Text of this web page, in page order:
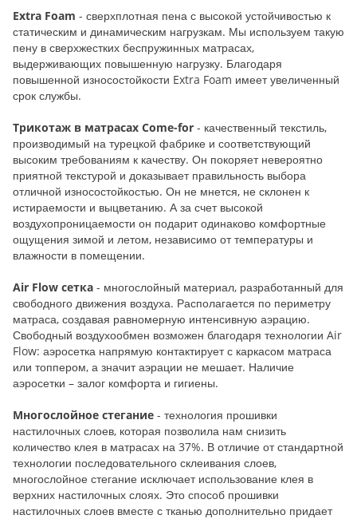
Extra Foam - сверхплотная пена с высокой устойчивостью к
статическим и динамическим нагрузкам. Мы используем такую
пену в сверхжестких беспружинных матрасах,
выдерживающих повышенную нагрузку. Благодаря
повышенной износостойкости Extra Foam имеет увеличенный
срок службы.
Трикотаж в матрасах Come-for - качественный текстиль,
производимый на турецкой фабрике и соответствующий
высоким требованиям к качеству. Он покоряет невероятно
приятной текстурой и доказывает правильность выбора
отличной износостойкостью. Он не мнется, не склонен к
истираемости и выцветанию. А за счет высокой
воздухопроницаемости он подарит одинаково комфортные
ощущения зимой и летом, независимо от температуры и
влажности в помещении.
Air Flow сетка - многослойный материал, разработанный для
свободного движения воздуха. Располагается по периметру
матраса, создавая равномерную интенсивную аэрацию.
Свободный воздухообмен возможен благодаря технологии Air
Flow: аэросетка напрямую контактирует с каркасом матраса
или топпером, а значит аэрации не мешает. Наличие
аэросетки – залог комфорта и гигиены.
Многослойное стегание - технология прошивки
настилочных слоев, которая позволила нам снизить
количество клея в матрасах на 37%. В отличие от стандартной
технологии последовательного склеивания слоев,
многослойное стегание исключает использование клея в
верхних настилочных слоях. Это способ прошивки
настилочных слоев вместе с тканью дополнительно придает